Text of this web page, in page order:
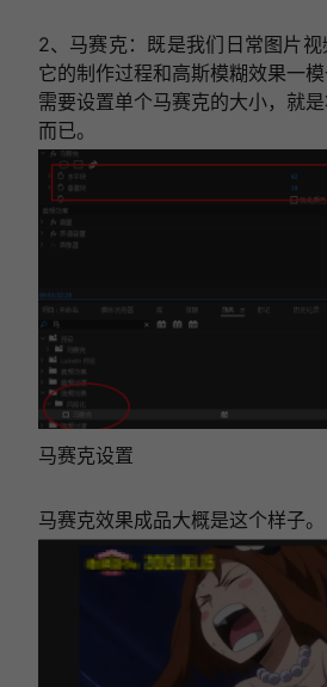
2、马赛克：既是我们日常图片视
它的制作过程和高斯模糊效果一
需要设置单个马赛克的大小，就
而已。
马赛克设置
马赛克效果成品大概是这个样子。